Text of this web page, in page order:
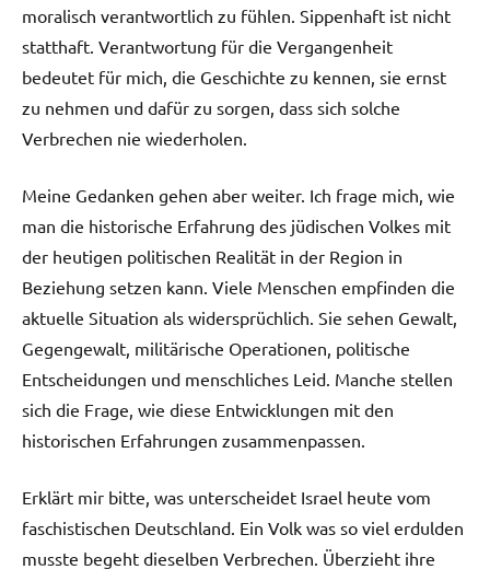
moralisch verantwortlich zu fühlen. Sippenhaft ist nicht
statthaft. Verantwortung für die Vergangenheit
bedeutet für mich, die Geschichte zu kennen, sie ernst
zu nehmen und dafür zu sorgen, dass sich solche
Verbrechen nie wiederholen.
Meine Gedanken gehen aber weiter. Ich frage mich, wie
man die historische Erfahrung des jüdischen Volkes mit
der heutigen politischen Realität in der Region in
Beziehung setzen kann. Viele Menschen empfinden die
aktuelle Situation als widersprüchlich. Sie sehen Gewalt,
Gegengewalt, militärische Operationen, politische
Entscheidungen und menschliches Leid. Manche stellen
sich die Frage, wie diese Entwicklungen mit den
historischen Erfahrungen zusammenpassen.
Erklärt mir bitte, was unterscheidet Israel heute vom
faschistischen Deutschland. Ein Volk was so viel erdulden
musste begeht dieselben Verbrechen. Überzieht ihre